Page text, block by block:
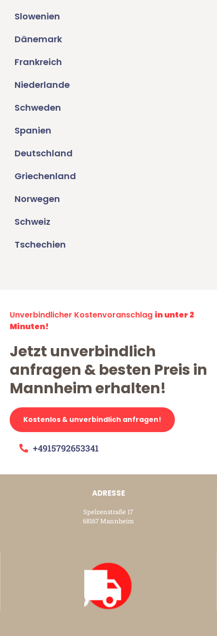
Slowenien
Dänemark
Frankreich
Niederlande
Schweden
Spanien
Deutschland
Griechenland
Norwegen
Schweiz
Tschechien
Unverbindlicher Kostenvoranschlag in unter 2
Minuten!
Jetzt unverbindlich
anfragen & besten Preis in
Mannheim erhalten!
Kostenlos & unverbindlich anfragen!
+4915792653341
ADRESSE
Spelzenstraße 17
68167 Mannheim